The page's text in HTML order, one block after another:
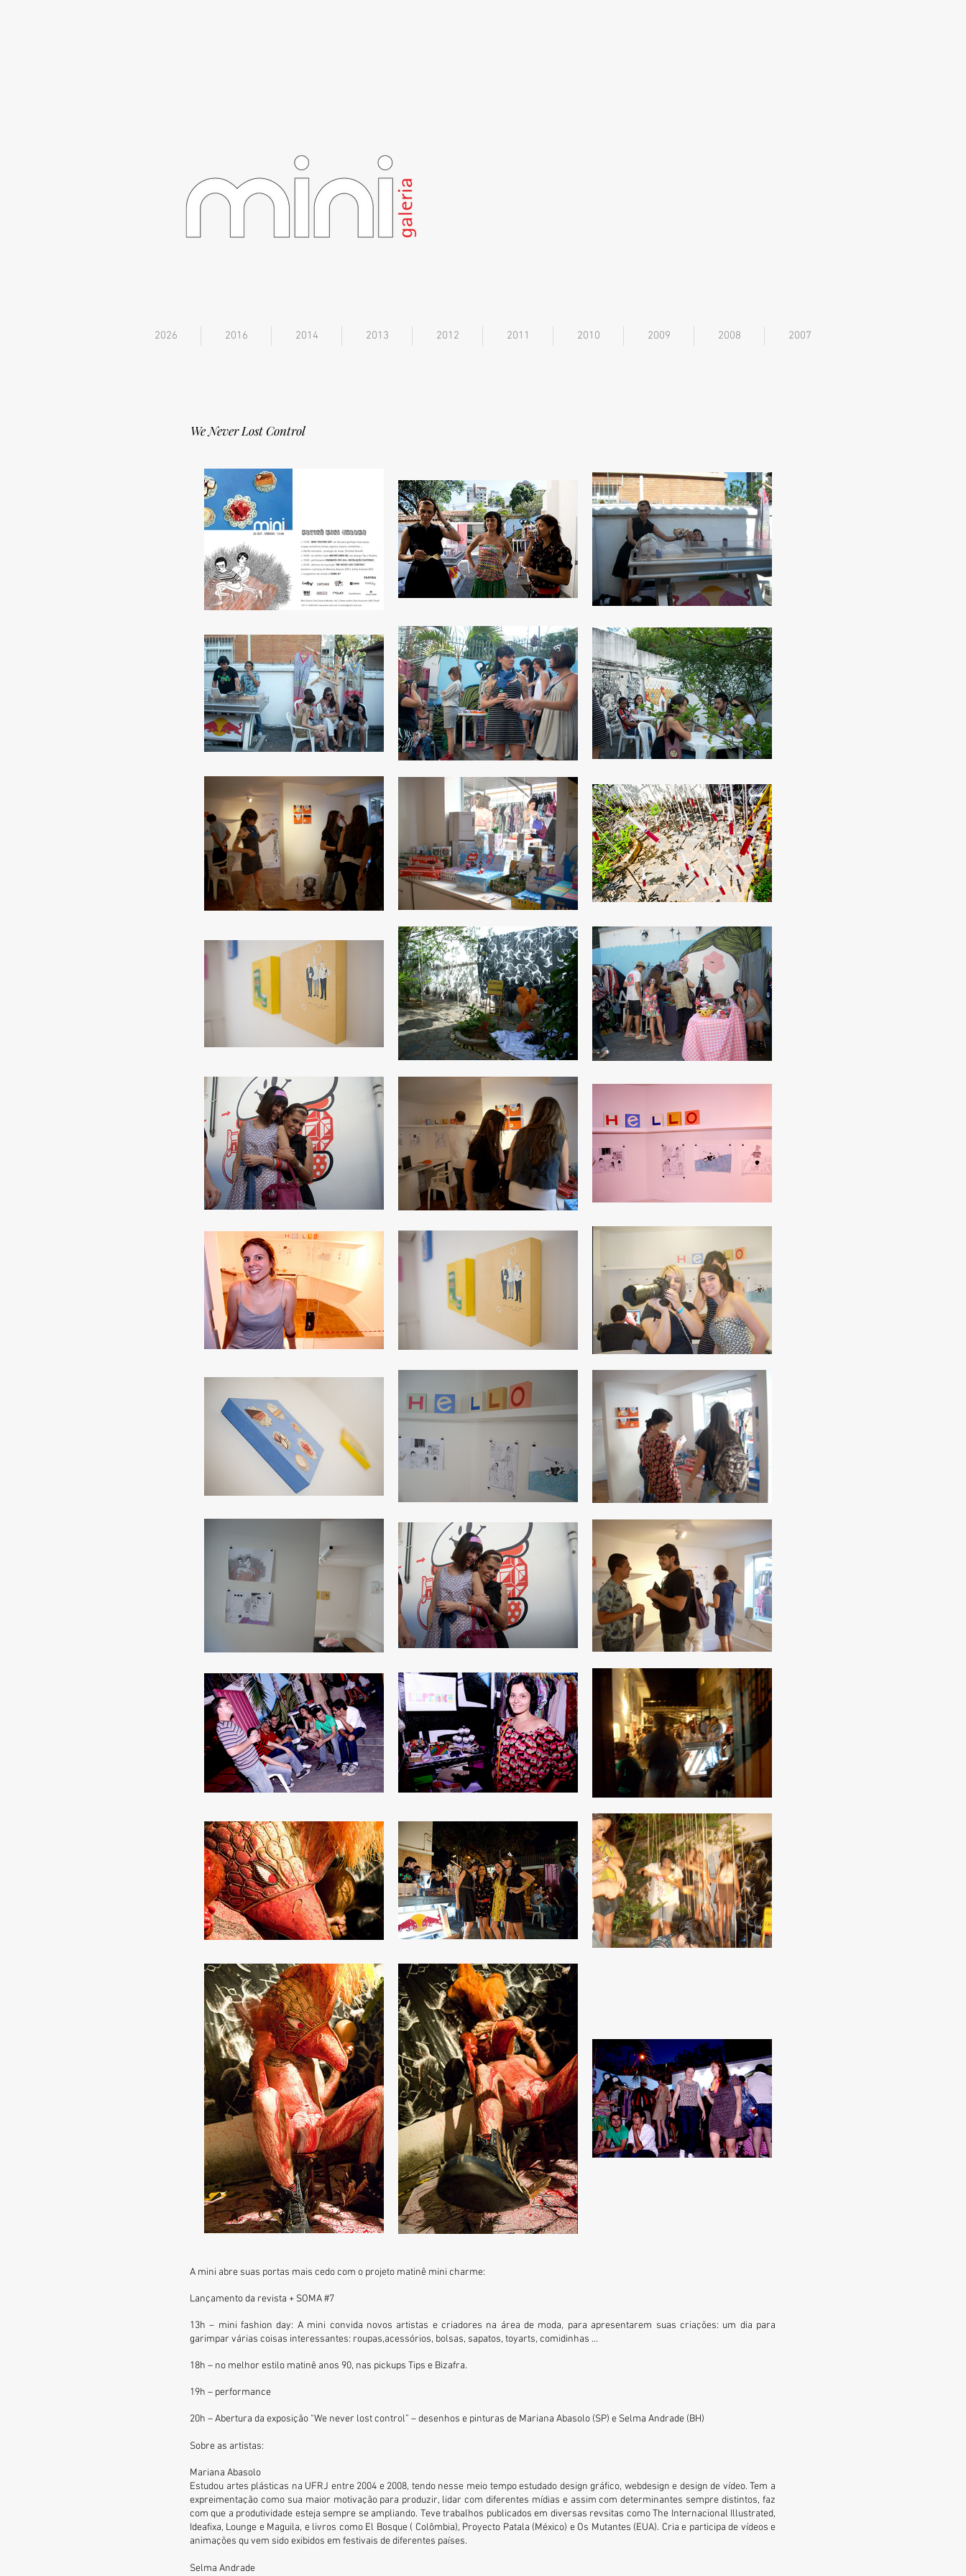
2026 2016 2014 2013 2012 2011 2010 2009 2008 2007
We Never Lost Control
A mini abre suas portas mais cedo com o projeto matinê mini charme:
Lançamento da revista + SOMA#7
13h – mini fashion day: A mini convida novos artistas e criadores na área de moda, para apresentarem suas criações: um dia para
garimpar várias coisas interessantes: roupas,acessórios, bolsas, sapatos, toyarts, comidinhas …
18h – no melhor estilo matinê anos 90, nas pickups Tips e Bizafra.
19h – performance
20h – Abertura da exposição “We never lost control” – desenhos e pinturas de Mariana Abasolo (SP) e Selma Andrade (BH)
Sobre as artistas:
Mariana Abasolo
Estudou artes plásticas na UFRJ entre 2004 e 2008, tendo nesse meio tempo estudado design gráfico, webdesign e design de vídeo. Tem a
expreimentação como sua maior motivação para produzir, lidar com diferentes mídias e assim com determinantes sempre distintos, faz
com que a produtividade esteja sempre se ampliando. Teve trabalhos publicados em diversas revsitas como The Internacional Illustrated,
Ideafixa, Lounge e Maguila, e livros como El Bosque ( Colômbia), Proyecto Patala (México) e Os Mutantes (EUA). Cria e participa de vídeos e
animações qu vem sido exibidos em festivais de diferentes países.
Selma Andrade